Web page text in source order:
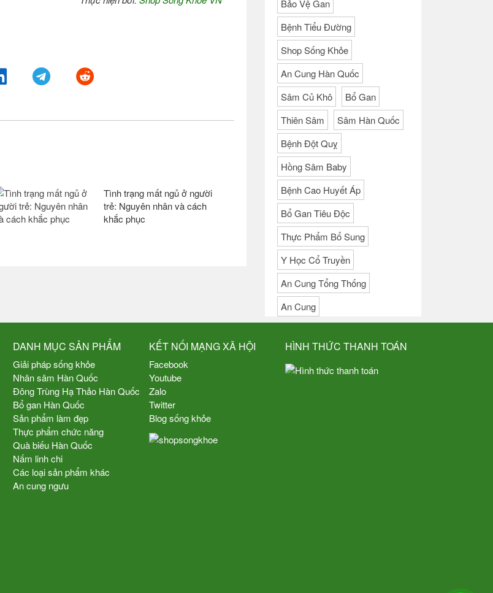
Tình trạng mất ngủ ở người
trẻ: Nguyên nhân và cách
khắc phục
Bảo Vệ Gan
Bệnh Tiểu Đường
Shop Sống Khỏe
An Cung Hàn Quốc
Sâm Củ Khô
Bổ Gan
Thiên Sâm
Sâm Hàn Quốc
Bệnh Đột Quỵ
Hồng Sâm Baby
Bệnh Cao Huyết Áp
Bổ Gan Tiêu Độc
Thực Phẩm Bổ Sung
Y Học Cổ Truyền
An Cung Tổng Thống
An Cung
DANH MỤC SẢN PHẨM
Giải pháp sống khỏe
Nhân sâm Hàn Quốc
Đông Trùng Hạ Thảo Hàn Quốc
Bổ gan Hàn Quốc
Sản phẩm làm đẹp
Thực phẩm chức năng
Quà biếu Hàn Quốc
Nấm linh chi
Các loại sản phẩm khác
An cung ngưu
KẾT NỐI MẠNG XÃ HỘI
Facebook
Youtube
Zalo
Twitter
Blog sống khỏe
HÌNH THỨC THANH TOÁN